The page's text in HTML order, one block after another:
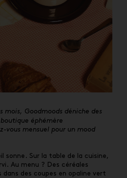
mois, Goodmoods déniche des
éphémère
vous mensuel pour un mood
sonne. Sur la table de la cuisine,
Au menu ? Des céréales
dans des coupes en opaline vert